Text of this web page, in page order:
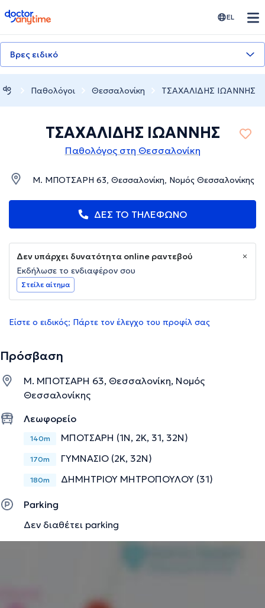
doctoranytime EL
Βρες ειδικό
Παθολόγοι Θεσσαλονίκη ΤΣΑΧΑΛΙΔΗΣ ΙΩΑΝΝΗΣ
ΤΣΑΧΑΛΙΔΗΣ ΙΩΑΝΝΗΣ
Παθολόγος στη Θεσσαλονίκη
Μ. ΜΠΟΤΣΑΡΗ 63, Θεσσαλονίκη, Νομός Θεσσαλονίκης
ΔΕΣ ΤΟ ΤΗΛΕΦΩΝΟ
Δεν υπάρχει δυνατότητα online ραντεβού
Εκδήλωσε το ενδιαφέρον σου
Στείλε αίτημα
Είστε ο ειδικός; Πάρτε τον έλεγχο του προφίλ σας
Πρόσβαση
Μ. ΜΠΟΤΣΑΡΗ 63, Θεσσαλονίκη, Νομός
Θεσσαλονίκης
Λεωφορείο
140m ΜΠΟΤΣΑΡΗ (1Ν, 2Κ, 31, 32Ν)
170m ΓΥΜΝΑΣΙΟ (2Κ, 32Ν)
180m ΔΗΜΗΤΡΙΟΥ ΜΗΤΡΟΠΟΥΛΟΥ (31)
Parking
Δεν διαθέτει parking